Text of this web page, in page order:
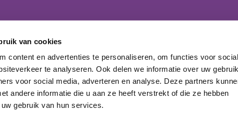
van cookies
content en advertenties te personaliseren, om functies voor
te analyseren. Ook delen we informatie over uw
voor social media, adverteren en analyse. Deze partners
andere informatie die u aan ze heeft verstrekt of die ze hebben
gebruik van hun services.
Meld je aan voor de nieuwsbrief